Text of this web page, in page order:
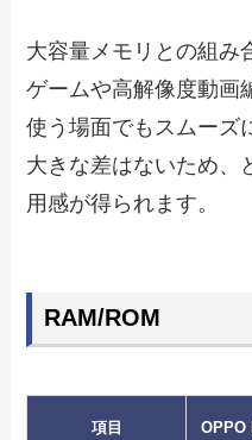
大容量メモリとの組み
ゲームや高解像度動画
使う場面でもスムーズ
大きな差はないため、
用感が得られます。
RAM/ROM
項目 OPPO